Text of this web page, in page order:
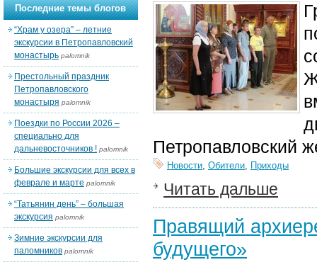
Петропавловский
Новости, Обители, Приходы
Читать дальше
Правящий
будущего»
Последние темы блогов
“Храм у озера” – летние
экскурсии в Петропавловский
монастырь palomnik
Престольный праздник
Петропавловского
монастыря palomnik
Поездки по России 2026 –
специально для
дальневосточников ! palomnik
Большие экскурсии для всех в
феврале и марте palomnik
“Татьянин день” – большая
экскурсия palomnik
Зимние экскурсии для
паломников palomnik